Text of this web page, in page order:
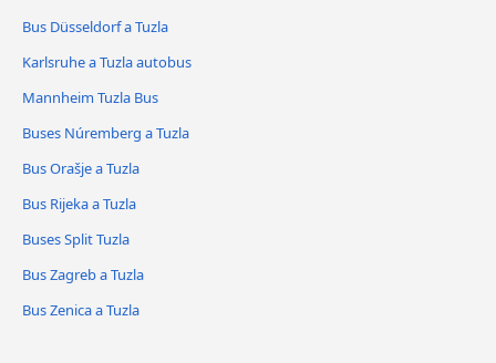
Bus Düsseldorf a Tuzla
Karlsruhe a Tuzla autobus
Mannheim Tuzla Bus
Buses Núremberg a Tuzla
Bus Orašje a Tuzla
Bus Rijeka a Tuzla
Buses Split Tuzla
Bus Zagreb a Tuzla
Bus Zenica a Tuzla